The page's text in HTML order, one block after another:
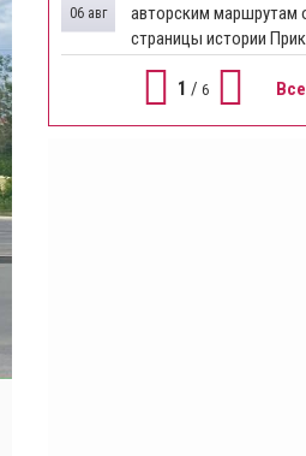
авторским маршрутам
страницы истории
06 авг
1 / 6